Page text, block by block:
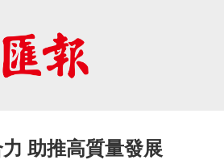
助推高質量發展